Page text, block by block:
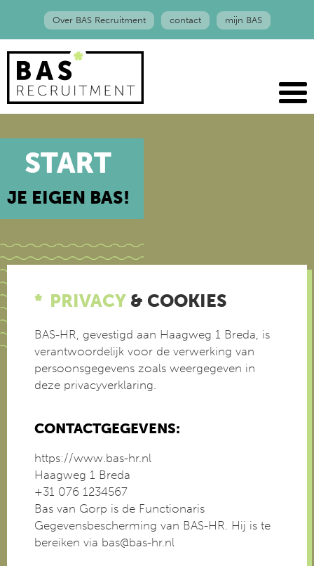
Over BAS Recruitment contact mijn BAS
START
JE EIGEN BAS!
PRIVACY & COOKIES
BAS-HR, gevestigd aan Haagweg 1 Breda, is
verantwoordelijk voor de verwerking van
persoonsgegevens zoals weergegeven in
deze privacyverklaring.
CONTACTGEGEVENS:
https://www.bas-hr.nl
Haagweg 1 Breda
+31 076 1234567
Bas van Gorp is de Functionaris
Gegevensbescherming van BAS-HR. Hij is te
bereiken via bas@bas-hr.nl